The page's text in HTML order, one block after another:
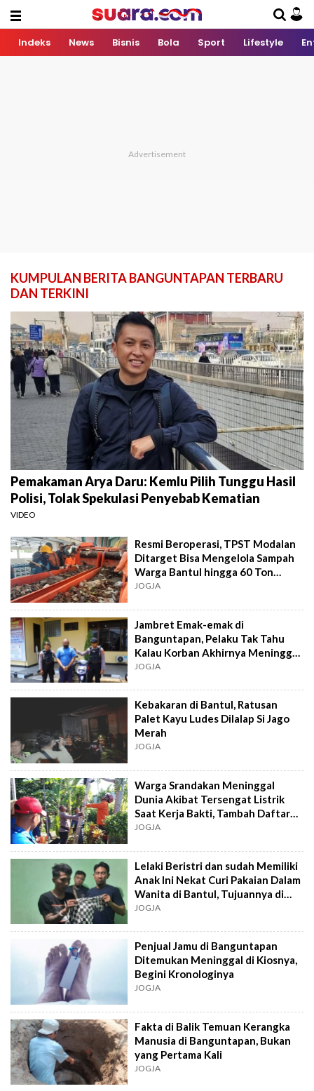
Indeks News Bisnis Bola Sport Lifestyle
KUMPULAN BERITA BANGUNTAPAN TERBARU
DAN TERKINI
Pemakaman Arya Daru: Kemlu Pilih Tunggu Hasil
Polisi, Tolak Spekulasi Penyebab Kematian
VIDEO
Resmi Beroperasi, TPST Modalan
Ditarget Bisa Mengelola Sampah
Warga Bantul hingga 60 Ton
Sehari
JOGJA
Jambret Emak-emak di
Banguntapan, Pelaku Tak Tahu
Kalau Korban Akhirnya Meninggal
Dunia
JOGJA
Kebakaran di Bantul, Ratusan
Palet Kayu Ludes Dilalap Si Jago
Merah
JOGJA
Warga Srandakan Meninggal
Dunia Akibat Tersengat Listrik
Saat Kerja Bakti, Tambah Daftar
Panjang Kasus Serupa di Bantul
JOGJA
Lelaki Beristri dan sudah Memiliki
Anak Ini Nekat Curi Pakaian Dalam
Wanita di Bantul, Tujuannya di
Luar Nalar
JOGJA
Penjual Jamu di Banguntapan
Ditemukan Meninggal di Kiosnya,
Begini Kronologinya
JOGJA
Fakta di Balik Temuan Kerangka
Manusia di Banguntapan, Bukan
yang Pertama Kali
JOGJA